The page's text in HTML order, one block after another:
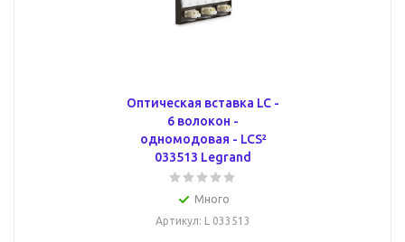
Оптическая вставка LC -
6 волокон -
одномодовая - LCS²
033513 Legrand
Много
Артикул: L 033513